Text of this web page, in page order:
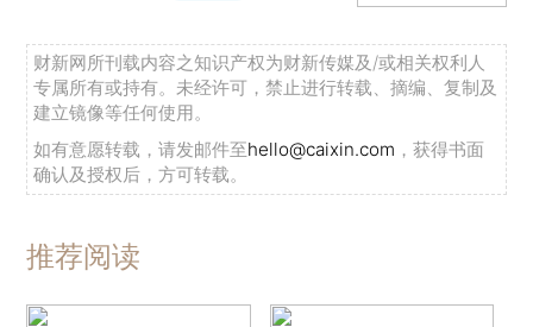
财新网所刊载内容之知识产权为财新传媒及/或相关权利人
专属所有或持有。未经许可，禁止进行转载、摘编、复制及
建立镜像等任何使用。
如有意愿转载，请发邮件至hello@caixin.com ，获得书面
确认及授权后，方可转载。
推荐阅读